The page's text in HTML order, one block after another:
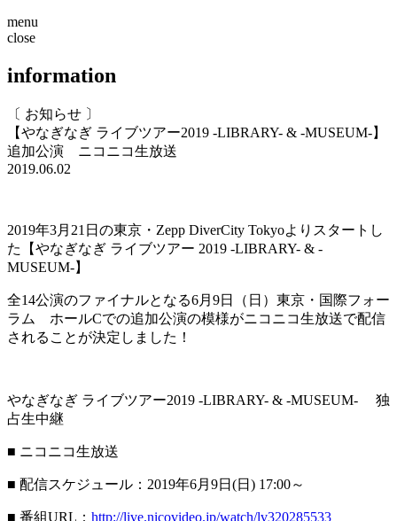
menu
close
information
〔 お知らせ 〕
【やなぎなぎ ライブツアー2019 -LIBRARY- & -MUSEUM-】
追加公演 ニコニコ生放送
2019.06.02
2019年3月21日の東京・Zepp DiverCity Tokyoよりスタートし
た【やなぎなぎ ライブツアー 2019 -LIBRARY- & -
MUSEUM-】
全14公演のファイナルとなる6月9日（日）東京・国際フォー
ラム ホールCでの追加公演の模様がニコニコ生放送で配信
されることが決定しました！
やなぎなぎ ライブツアー2019 -LIBRARY- & -MUSEUM- 独
占生中継
■ ニコニコ生放送
■ 配信スケジュール：2019年6月9日(日) 17:00～
■ 番組URL： http://live.nicovideo.jp/watch/lv320285533